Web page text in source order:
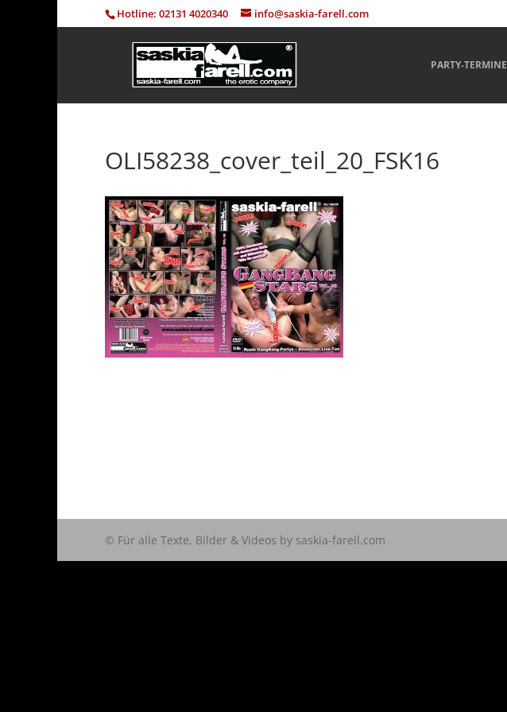
Hotline: 02131 4020340 info@saskia-farell.com
PARTY-TERMINE
OLI58238_cover_teil_20_FSK16
© Für alle Texte, Bilder & Videos by saskia-farell.com